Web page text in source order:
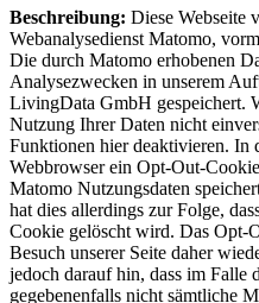
Beschreibung: Diese Webseite
Webanalysedienst Matomo,
Die durch Matomo erhobenen
Analysezwecken in unserem
LivingData GmbH gespeichert.
Nutzung Ihrer Daten nicht
Funktionen hier deaktivieren. In
Webbrowser ein Opt-Out-
Matomo Nutzungsdaten
hat dies allerdings zur Folge,
Cookie gelöscht wird. Das Opt-
Besuch unserer Seite daher
jedoch darauf hin, dass im
gegebenenfalls nicht sämtliche